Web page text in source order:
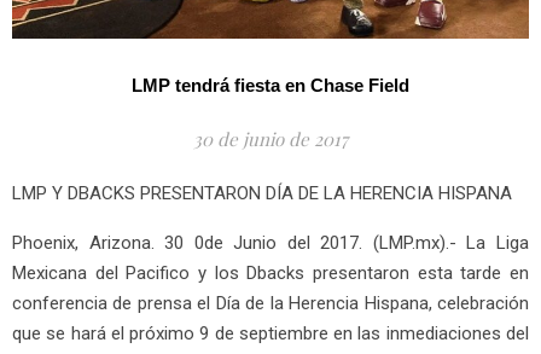
LMP tendrá fiesta en Chase Field
30 de junio de 2017
LMP Y DBACKS PRESENTARON DÍA DE LA HERENCIA HISPANA
Phoenix, Arizona. 30 0de Junio del 2017. (LMP.mx).- La Liga
Mexicana del Pacifico y los Dbacks presentaron esta tarde en
conferencia de prensa el Día de la Herencia Hispana, celebración
que se hará el próximo 9 de septiembre en las inmediaciones del